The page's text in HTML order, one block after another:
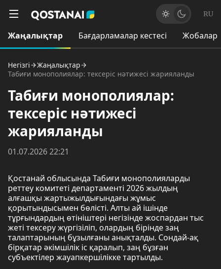
RU
Жаңалықтар Бағдарламалар кестесі Жобалар
Негізгі
Жаңалықтар
Табиғи монополиялар: тексеріс нәтижесі жарияланды
Табиғи монополиялар:
тексеріс нәтижесі
жарияланды
01.07.2026 22:21
Қостанай облысында Табиғи монополияларды
реттеу комитеті департаменті 2026 жылдың
алғашқы жартыжылдығындағы жұмыс
қорытындысымен бөлісті. Алты ай ішінде
тұрғындардың өтініштері негізінде жоспардан тыс
жеті тексеру жүргізіліп, олардың бірінде заң
талаптарының бұзылғаны анықталды. Сондай-ақ
бірқатар әкімшілік іс қаралып, заң бұзған
субъектілер жауапкершілікке тартылды.